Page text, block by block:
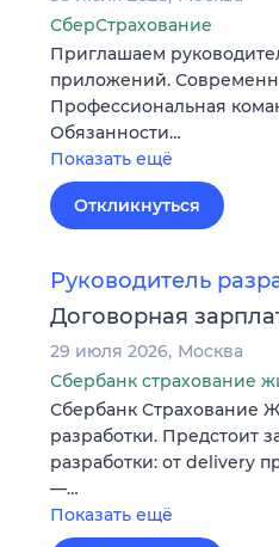
СберСтрахование
Приглашаем
приложений.
Профессиональная
Обязанности…
Показать ещё
Откликнуться
Руководитель
Договорная
29 июля 2026 Москва
Сбербанк страхование
Сбербанк Страхование
разработки. Предстоит
разработки: от delivery
—…
Показать ещё